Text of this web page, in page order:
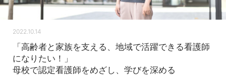
2022.10.14
「高齢者と家族を支える、地域で活躍できる看護師
になりたい！」
母校で認定看護師をめざし、学びを深める